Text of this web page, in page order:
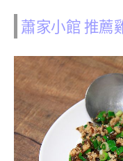
蕭家小館 推薦